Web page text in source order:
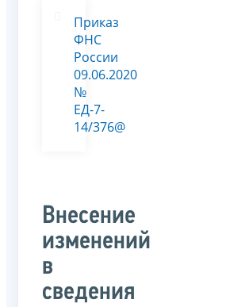
Приказ
ФНС
России
09.06.2020
№
ЕД-7-
14/376@
Внесение
изменений
в
сведения